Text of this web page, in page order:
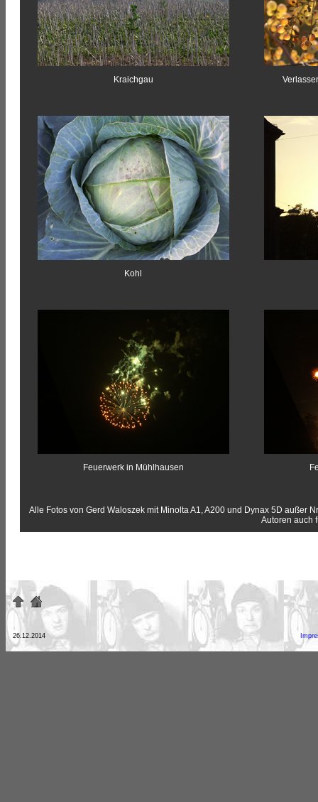
Kraichgau
Kohl
Feuerwerk in Mühlhausen
Alle Fotos von Gerd Waloszek mit Minolta A1, A200 und Dynax 5D außer
Autoren auch
26.12.2014